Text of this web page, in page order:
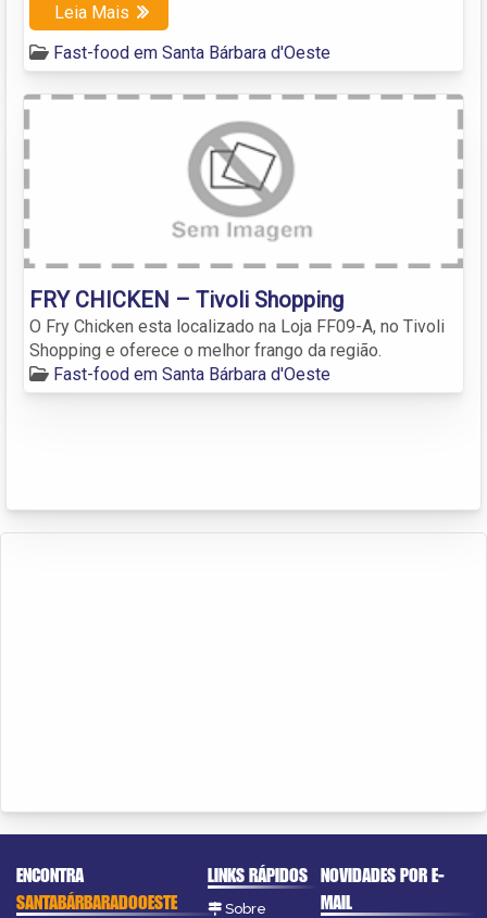
Leia Mais
Fast-food em Santa Bárbara d'Oeste
FRY CHICKEN – Tivoli Shopping
O Fry Chicken esta localizado na Loja FF09-A, no Tivoli
Shopping e oferece o melhor frango da região.
Fast-food em Santa Bárbara d'Oeste
ENCONTRA
SANTABÁRBARADOOESTE
LINKS RÁPIDOS
Sobre
NOVIDADES POR E-
MAIL